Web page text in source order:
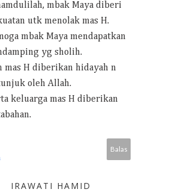
mbak Maya diberi
utk menolak mas H.
mbak Maya mendapatkan
yg sholih.
mas H diberikan hidayah n
oleh Allah.
keluarga mas H diberikan
Balas
IRAWATI HAMID